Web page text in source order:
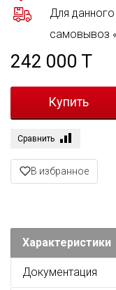
Для
самовывоз
242 000 T
Сравнить
В избранное
Характеристики
Документация